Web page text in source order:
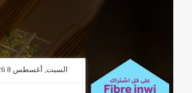
السبت, أغسطس 8 2026